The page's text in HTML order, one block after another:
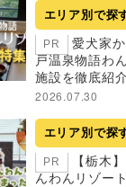
エリア別で探
PR
愛犬家
戸温泉物語わ
施設を徹底紹介
2026.07.30
エリア別で探
PR
【栃木
んわんリゾー